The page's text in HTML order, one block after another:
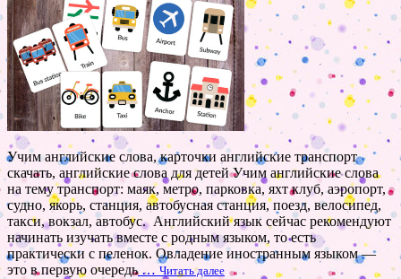
Учим английские слова, карточки английские транспорт
скачать, английские слова для детей Учим английские слова
на тему транспорт: маяк, метро, парковка, яхт клуб, аэропорт,
судно, якорь, станция, автобусная станция, поезд, велосипед,
такси, вокзал, автобус. Английский язык сейчас рекомендуют
начинать изучать вместе с родным языком, то есть
практически с пеленок. Овладение иностранным языком —
это в первую очередь… Читать далее